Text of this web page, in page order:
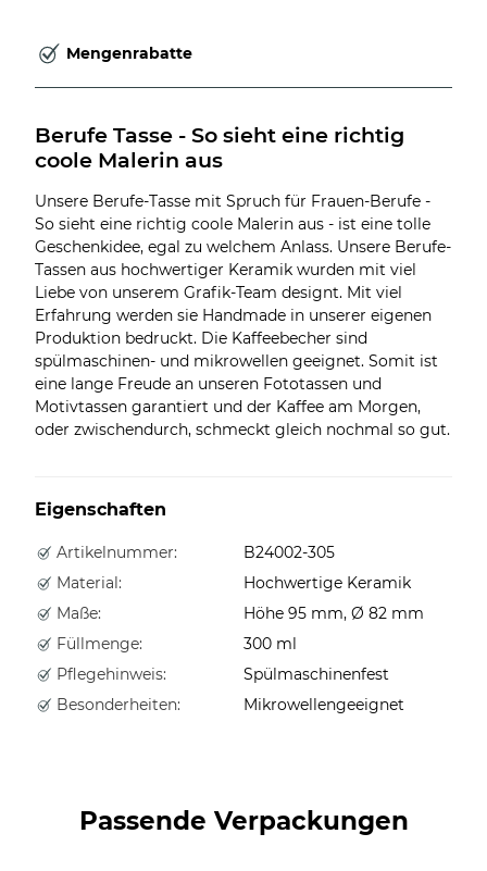
Mengenrabatte
Berufe Tasse - So sieht eine richtig
coole Malerin aus
Unsere Berufe-Tasse mit Spruch für Frauen-Berufe -
So sieht eine richtig coole Malerin aus - ist eine tolle
Geschenkidee, egal zu welchem Anlass. Unsere Berufe-
Tassen aus hochwertiger Keramik wurden mit viel
Liebe von unserem Grafik-Team designt. Mit viel
Erfahrung werden sie Handmade in unserer eigenen
Produktion bedruckt. Die Kaffeebecher sind
spülmaschinen- und mikrowellen geeignet. Somit ist
eine lange Freude an unseren Fototassen und
Motivtassen garantiert und der Kaffee am Morgen,
oder zwischendurch, schmeckt gleich nochmal so gut.
Eigenschaften
Artikelnummer:
B24002-305
Material:
Hochwertige Keramik
Maße:
Höhe 95 mm, Ø 82 mm
Füllmenge:
300 ml
Pflegehinweis:
Spülmaschinenfest
Besonderheiten:
Mikrowellengeeignet
Passende Verpackungen